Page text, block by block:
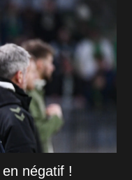
négatif !